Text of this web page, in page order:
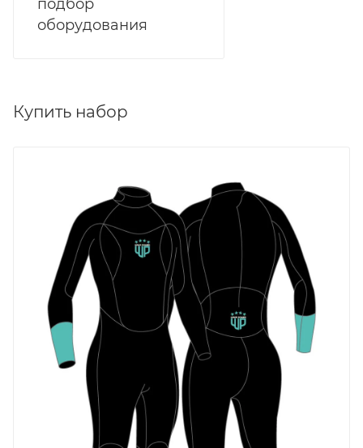
подбор
оборудования
Купить набор